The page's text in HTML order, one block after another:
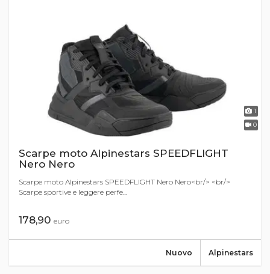
1
0
Scarpe moto Alpinestars SPEEDFLIGHT
Nero Nero
Scarpe moto Alpinestars SPEEDFLIGHT Nero Nero<br/> <br/>
Scarpe sportive e leggere perfe...
178,90 euro
Alpinestars
Nuovo